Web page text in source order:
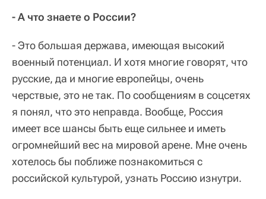
- А что знаете о России?
- Это большая держава, имеющая высокий
военный потенциал. И хотя многие говорят, что
русские, да и многие европейцы, очень
черствые, это не так. По сообщениям в соцсетях
я понял, что это неправда. Вообще, Россия
имеет все шансы быть еще сильнее и иметь
огромнейший вес на мировой арене. Мне очень
хотелось бы поближе познакомиться с
российской культурой, узнать Россию изнутри.